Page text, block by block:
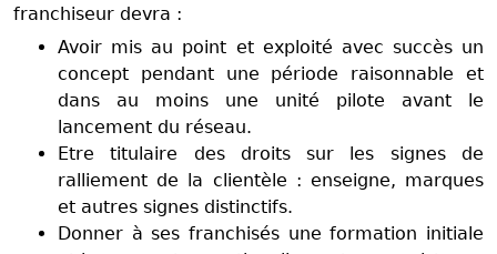
franchiseur devra :
Avoir mis au point et exploité avec succès un
concept pendant une période raisonnable et
dans au moins une unité pilote avant le
lancement du réseau.
Etre titulaire des droits sur les signes de
ralliement de la clientèle : enseigne, marques
et autres signes distinctifs.
Donner à ses franchisés une formation initiale